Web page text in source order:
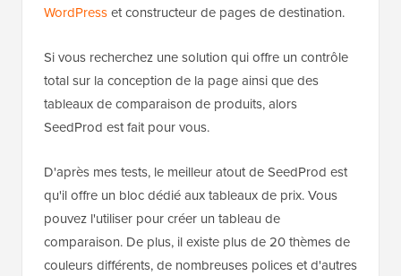
WordPresset constructeur de pages de destination.
Si vous recherchez une solution qui offre un contrôle
total sur la conception de la page ainsi que des
tableaux de comparaison de produits, alors
SeedProd est fait pour vous.
D'après mes tests, le meilleur atout de SeedProd est
qu'il offre un bloc dédié aux tableaux de prix. Vous
pouvez l'utiliser pour créer un tableau de
comparaison. De plus, il existe plus de 20 thèmes de
couleurs différents, de nombreuses polices et d'autres